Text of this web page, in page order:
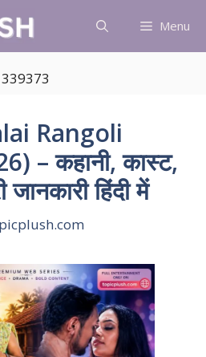
Menu
Rangoli
– कहानी, कास्ट,
हिंदी में